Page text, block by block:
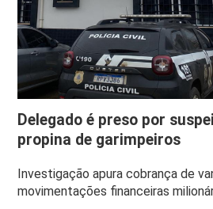
Delegado é preso por
propina de garimpeiros
Investigação apura cobrança de
movimentações financeiras